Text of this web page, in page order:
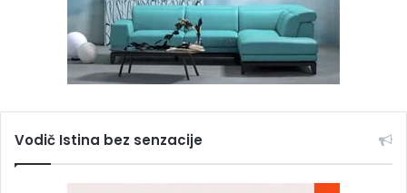
Vodič Istina bez senzacije